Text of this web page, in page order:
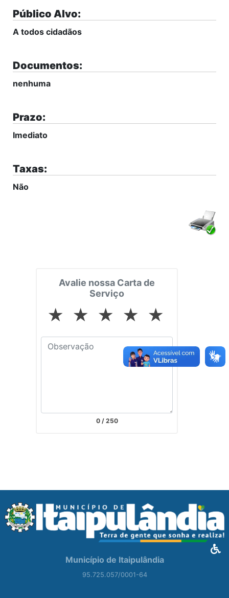
Público Alvo:
A todos cidadãos
Documentos:
nenhuma
Prazo:
Imediato
Taxas:
Não
Avalie nossa Carta de
Serviço
★ ★ ★ ★ ★
0/ 250
Município de Itaipulândia
95.725.057/0001-64